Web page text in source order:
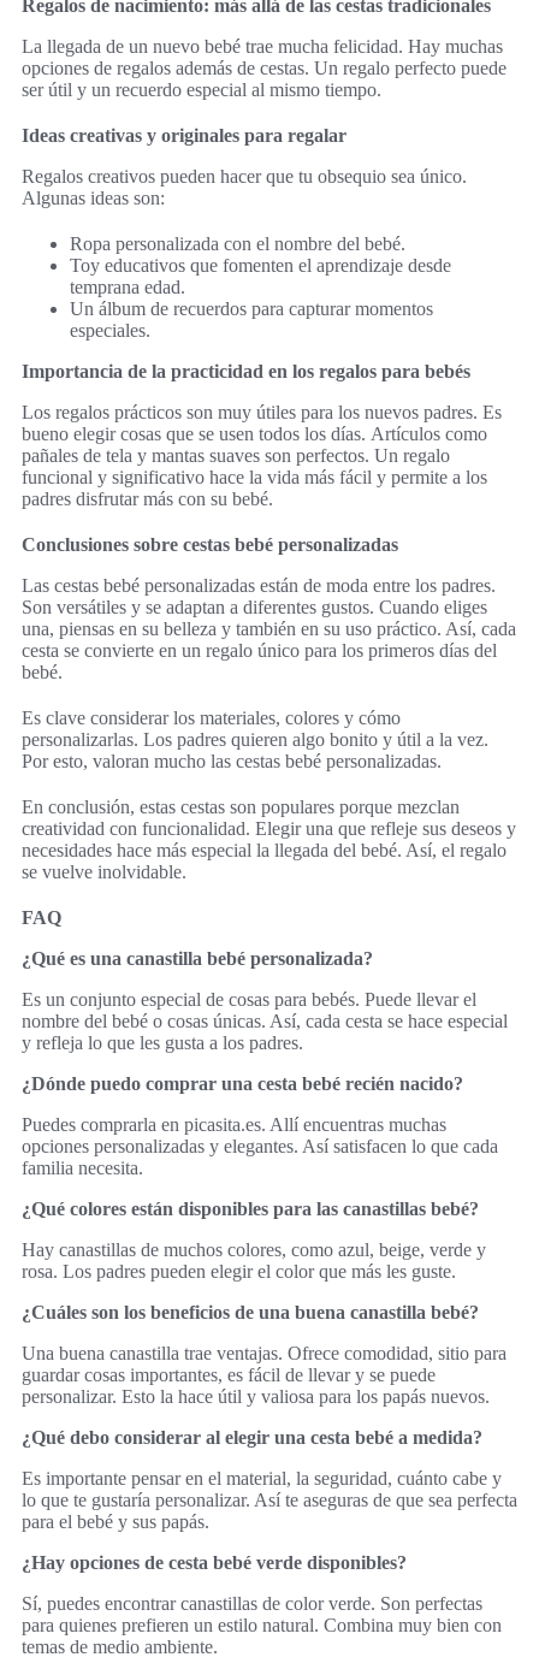
Regalos de nacimiento: más allá de las cestas tradicionales
La llegada de un nuevo bebé trae mucha felicidad. Hay muchas
opciones de regalos además de cestas. Un regalo perfecto puede
ser útil y un recuerdo especial al mismo tiempo.
Ideas creativas y originales para regalar
Regalos creativos pueden hacer que tu obsequio sea único.
Algunas ideas son:
Ropa personalizada con el nombre del bebé.
Toy educativos que fomenten el aprendizaje desde
temprana edad.
Un álbum de recuerdos para capturar momentos
especiales.
Importancia de la practicidad en los regalos para bebés
Los regalos prácticos son muy útiles para los nuevos padres. Es
bueno elegir cosas que se usen todos los días. Artículos como
pañales de tela y mantas suaves son perfectos. Un regalo
funcional y significativo hace la vida más fácil y permite a los
padres disfrutar más con su bebé.
Conclusiones sobre cestas bebé personalizadas
Las cestas bebé personalizadas están de moda entre los padres.
Son versátiles y se adaptan a diferentes gustos. Cuando eliges
una, piensas en su belleza y también en su uso práctico. Así, cada
cesta se convierte en un regalo único para los primeros días del
bebé.
Es clave considerar los materiales, colores y cómo
personalizarlas. Los padres quieren algo bonito y útil a la vez.
Por esto, valoran mucho las cestas bebé personalizadas.
En conclusión, estas cestas son populares porque mezclan
creatividad con funcionalidad. Elegir una que refleje sus deseos y
necesidades hace más especial la llegada del bebé. Así, el regalo
se vuelve inolvidable.
FAQ
¿Qué es una canastilla bebé personalizada?
Es un conjunto especial de cosas para bebés. Puede llevar el
nombre del bebé o cosas únicas. Así, cada cesta se hace especial
y refleja lo que les gusta a los padres.
¿Dónde puedo comprar una cesta bebé recién nacido?
Puedes comprarla en picasita.es. Allí encuentras muchas
opciones personalizadas y elegantes. Así satisfacen lo que cada
familia necesita.
¿Qué colores están disponibles para las canastillas bebé?
Hay canastillas de muchos colores, como azul, beige, verde y
rosa. Los padres pueden elegir el color que más les guste.
¿Cuáles son los beneficios de una buena canastilla bebé?
Una buena canastilla trae ventajas. Ofrece comodidad, sitio para
guardar cosas importantes, es fácil de llevar y se puede
personalizar. Esto la hace útil y valiosa para los papás nuevos.
¿Qué debo considerar al elegir una cesta bebé a medida?
Es importante pensar en el material, la seguridad, cuánto cabe y
lo que te gustaría personalizar. Así te aseguras de que sea perfecta
para el bebé y sus papás.
¿Hay opciones de cesta bebé verde disponibles?
Sí, puedes encontrar canastillas de color verde. Son perfectas
para quienes prefieren un estilo natural. Combina muy bien con
temas de medio ambiente.